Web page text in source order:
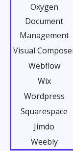
Oxygen
Document
Management
Visual
Webflow
Wix
Wordpress
Squarespace
Jimdo
Weebly